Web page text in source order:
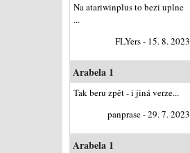
Na atariwinplus to bezi uplne
...
FLYers - 15. 8. 2023
Arabela 1
Tak beru zpět - i jiná verze...
panprase - 29. 7. 2023
Arabela 1